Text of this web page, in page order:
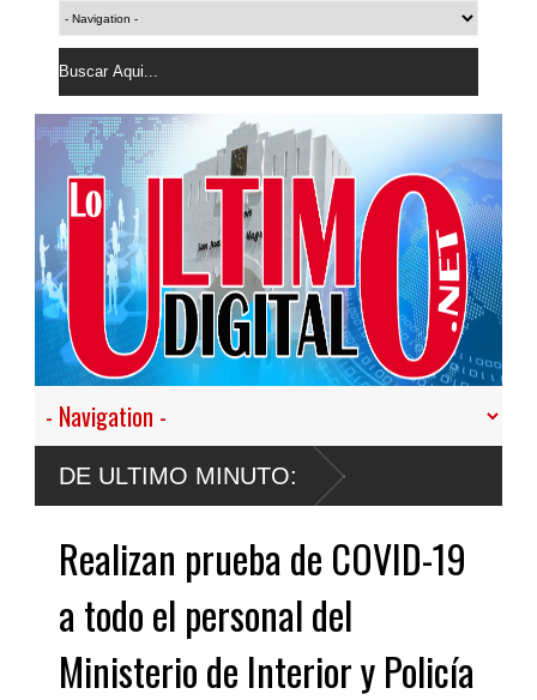
DE ULTIMO MINUTO:
Realizan prueba de COVID-19
a todo el personal del
Ministerio de Interior y Policía